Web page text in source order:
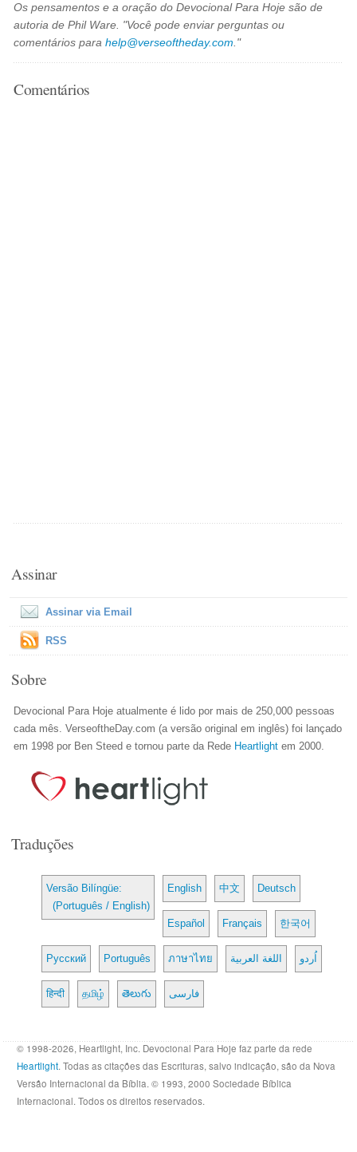
Os pensamentos e a oração do Devocional Para Hoje são de
autoria de Phil Ware. "Você pode enviar perguntas ou
comentários parahelp@verseoftheday.com ."
Comentários
Assinar
Assinar via Email
RSS
Sobre
Devocional Para Hoje atualmente é lido por mais de 250,000 pessoas
cada mês. VerseoftheDay.com (a versão original em inglês) foi lançado
em 1998 por Ben Steed e tornou parte da Rede Heartlight em 2000.
Traduções
Versão Bilíngüe:
(Português / English)
English 中文 Deutsch
Español Français 한국어
Русский Português ภาษาไทย اللغة العربية اُردو
हिन्दी தமிழ் తెలుగు فارسی
© 1998-2026, Heartlight, Inc. Devocional Para Hoje faz parte da rede
Heartlight. Todas as citações das Escrituras, salvo indicação, são da Nova
Versão Internacional da Bíblia. © 1993, 2000 Sociedade Bíblica
Internacional. Todos os direitos reservados.